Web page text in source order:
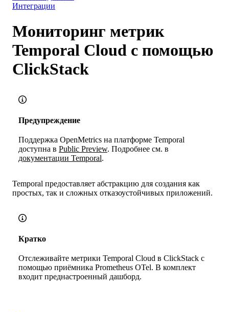
Интеграции
Мониторинг метрик
Temporal Cloud с помощью
ClickStack
Предупреждение
Поддержка OpenMetrics на платформе Temporal
доступна в Public Preview. Подробнее см. в
документации Temporal.
Temporal предоставляет абстракцию для создания как
простых, так и сложных отказоустойчивых приложений.
Кратко
Отслеживайте метрики Temporal Cloud в ClickStack с
помощью приёмника Prometheus OTel. В комплект
входит преднастроенный дашборд.